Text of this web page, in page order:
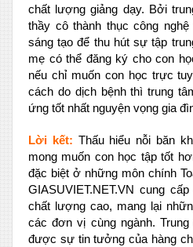
chất lượng giảng dạy. Bởi
thầy cô thành thục công
sáng tạo để thu hút sự tập
mẹ có thể đăng ký cho con
nếu chỉ muốn con học trực
cách do dịch bệnh thì trung
ứng tốt nhất nguyện vọng gia
Lời kết: Thấu hiểu nỗi băn
mong muốn con học tập tốt
đặc biệt ở những môn chính
GIASUVIET.NET.VN cung
chất lượng cao, mang lại
các đơn vị cùng ngành.
được sự tin tưởng của hàng